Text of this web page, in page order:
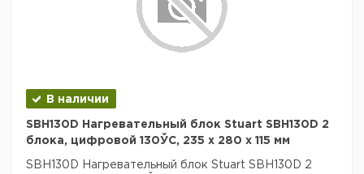
В наличии
SBH130D Нагревательный блок Stuart SBH130D 2
блока, цифровой 130ЎC, 235 х 280 х 115 мм
SBH130D Нагревательный блок Stuart SBH130D 2